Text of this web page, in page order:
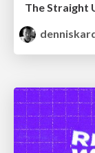
The Straight